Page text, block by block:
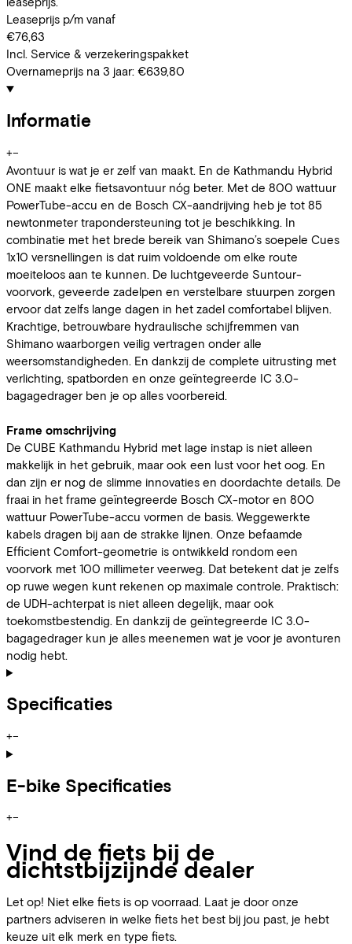
Leaseprijs p/m vanaf
€76,63
Incl. Service & verzekeringspakket
Overnameprijs na 3 jaar: €639,80
Informatie
+−
Avontuur is wat je er zelf van maakt. En de Kathmandu Hybrid
ONE maakt elke fietsavontuur nóg beter. Met de 800 wattuur
PowerTube-accu en de Bosch CX-aandrijving heb je tot 85
newtonmeter trapondersteuning tot je beschikking. In
combinatie met het brede bereik van Shimano’s soepele Cues
1x10 versnellingen is dat ruim voldoende om elke route
moeiteloos aan te kunnen. De luchtgeveerde Suntour-
voorvork, geveerde zadelpen en verstelbare stuurpen zorgen
ervoor dat zelfs lange dagen in het zadel comfortabel blijven.
Krachtige, betrouwbare hydraulische schijfremmen van
Shimano waarborgen veilig vertragen onder alle
weersomstandigheden. En dankzij de complete uitrusting met
verlichting, spatborden en onze geïntegreerde IC 3.0-
bagagedrager ben je op alles voorbereid.
Frame omschrijving
De CUBE Kathmandu Hybrid met lage instap is niet alleen
makkelijk in het gebruik, maar ook een lust voor het oog. En
dan zijn er nog de slimme innovaties en doordachte details. De
fraai in het frame geïntegreerde Bosch CX-motor en 800
wattuur PowerTube-accu vormen de basis. Weggewerkte
kabels dragen bij aan de strakke lijnen. Onze befaamde
Efficient Comfort-geometrie is ontwikkeld rondom een
voorvork met 100 millimeter veerweg. Dat betekent dat je zelfs
op ruwe wegen kunt rekenen op maximale controle. Praktisch:
de UDH-achterpat is niet alleen degelijk, maar ook
toekomstbestendig. En dankzij de geïntegreerde IC 3.0-
bagagedrager kun je alles meenemen wat je voor je avonturen
nodig hebt.
Specificaties
+−
E-bike Specificaties
+−
Vind de fiets bij de
dichtstbijzijnde dealer
Let op! Niet elke fiets is op voorraad. Laat je door onze
partners adviseren in welke fiets het best bij jou past, je hebt
keuze uit elk merk en type fiets.